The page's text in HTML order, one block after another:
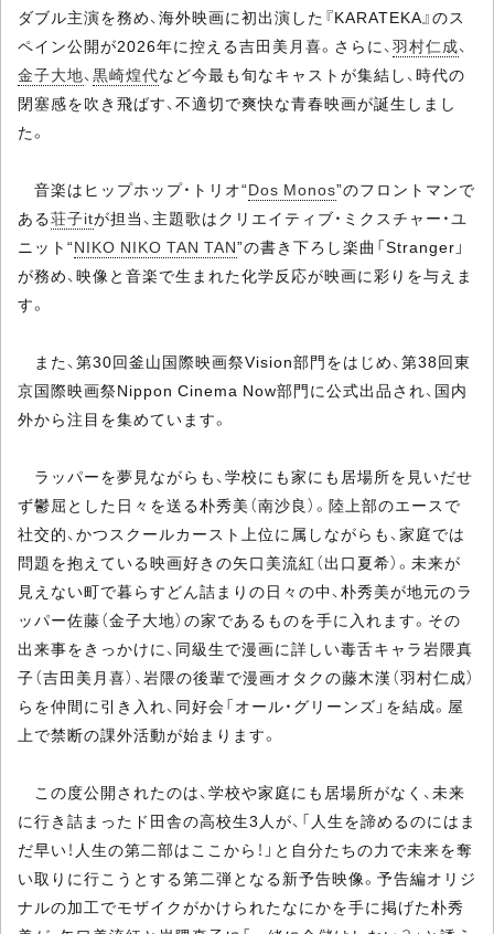
ダブル主演を務め、海外映画に初出演した『KARATEKA』のス
ペイン公開が2026年に控える吉田美月喜。さらに、 羽村仁成、
金子大地、 黒崎煌代など今最も旬なキャストが集結し、時代の
閉塞感を吹き飛ばす、不適切で爽快な青春映画が誕生しまし
た。
音楽はヒップホップ・トリオ“Dos Monos”のフロントマンで
ある荘子itが担当、主題歌はクリエイティブ・ミクスチャー・ユ
ニット“NIKO NIKO TAN TAN”の書き下ろし楽曲「Stranger」
が務め、映像と音楽で生まれた化学反応が映画に彩りを与えま
す。
また、第30回釜山国際映画祭Vision部門をはじめ、第38回東
京国際映画祭Nippon Cinema Now部門に公式出品され、国内
外から注目を集めています。
ラッパーを夢見ながらも、学校にも家にも居場所を見いだせ
ず鬱屈とした日々を送る朴秀美（南沙良）。陸上部のエースで
社交的、かつスクールカースト上位に属しながらも、家庭では
問題を抱えている映画好きの矢口美流紅（出口夏希）。未来が
見えない町で暮らすどん詰まりの日々の中、朴秀美が地元のラ
ッパー佐藤（金子大地）の家であるものを手に入れます。その
出来事をきっかけに、同級生で漫画に詳しい毒舌キャラ岩隈真
子（吉田美月喜）、岩隈の後輩で漫画オタクの藤木漢（羽村仁成）
らを仲間に引き入れ、同好会「オール・グリーンズ」を結成。屋
上で禁断の課外活動が始まります。
この度公開されたのは、学校や家庭にも居場所がなく、未来
に行き詰まったド田舎の高校生3人が、「人生を諦めるのにはま
だ早い！人生の第二部はここから！」と自分たちの力で未来を奪
い取りに行こうとする第二弾となる新予告映像。予告編オリジ
ナルの加工でモザイクがかけられたなにかを手に掲げた朴秀